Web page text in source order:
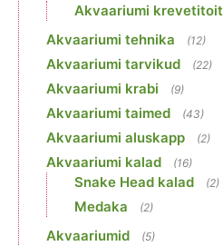
Akvaariumi krevetitoit
Akvaariumi tehnika (12)
Akvaariumi tarvikud (22)
Akvaariumi krabi (9)
Akvaariumi taimed (43)
Akvaariumi aluskapp (2)
Akvaariumi kalad (16)
Snake Head kalad (2)
Medaka (2)
Akvaariumid (5)